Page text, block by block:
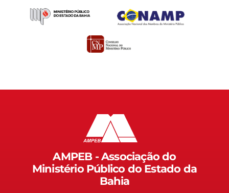
AMPEB - Associação do
Ministério Público do Estado da
Bahia